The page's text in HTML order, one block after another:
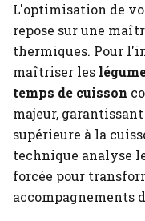
L'optimisation de
repose sur une
thermiques. Pour
maîtriser les
temps de cuisson
majeur,
supérieure à la
technique analyse
forcée pour
accompagnements